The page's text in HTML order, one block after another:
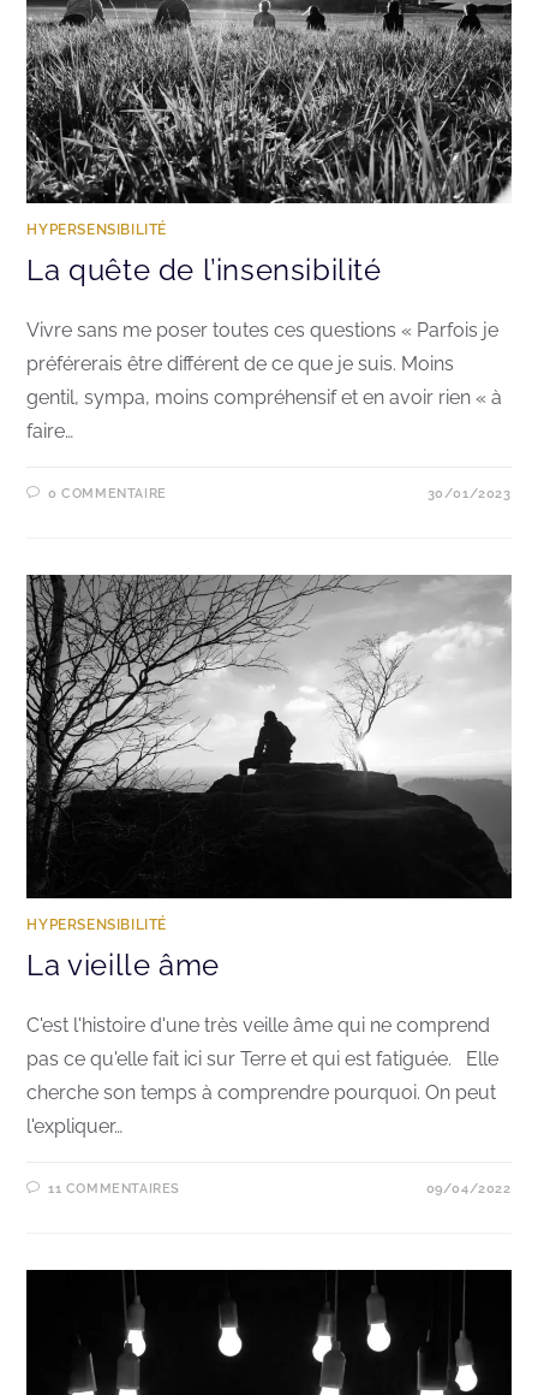
HYPERSENSIBILITÉ
La quête de l’insensibilité
Vivre sans me poser toutes ces questions « Parfois je
préférerais être différent de ce que je suis. Moins
gentil, sympa, moins compréhensif et en avoir rien « à
faire…
0 COMMENTAIRE 30/01/2023
HYPERSENSIBILITÉ
La vieille âme
C'est l'histoire d'une très veille âme qui ne comprend
pas ce qu'elle fait ici sur Terre et qui est fatiguée. Elle
cherche son temps à comprendre pourquoi. On peut
l'expliquer…
11 COMMENTAIRES 09/04/2022